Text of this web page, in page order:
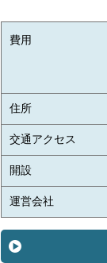
費用
住所
交通アクセス
開設
運営会社